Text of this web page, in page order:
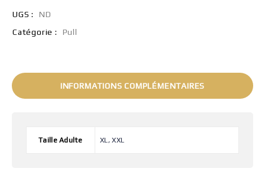
UGS :
ND
Catégorie :
Pull
INFORMATIONS COMPLÉMENTAIRES
Taille Adulte XL, XXL